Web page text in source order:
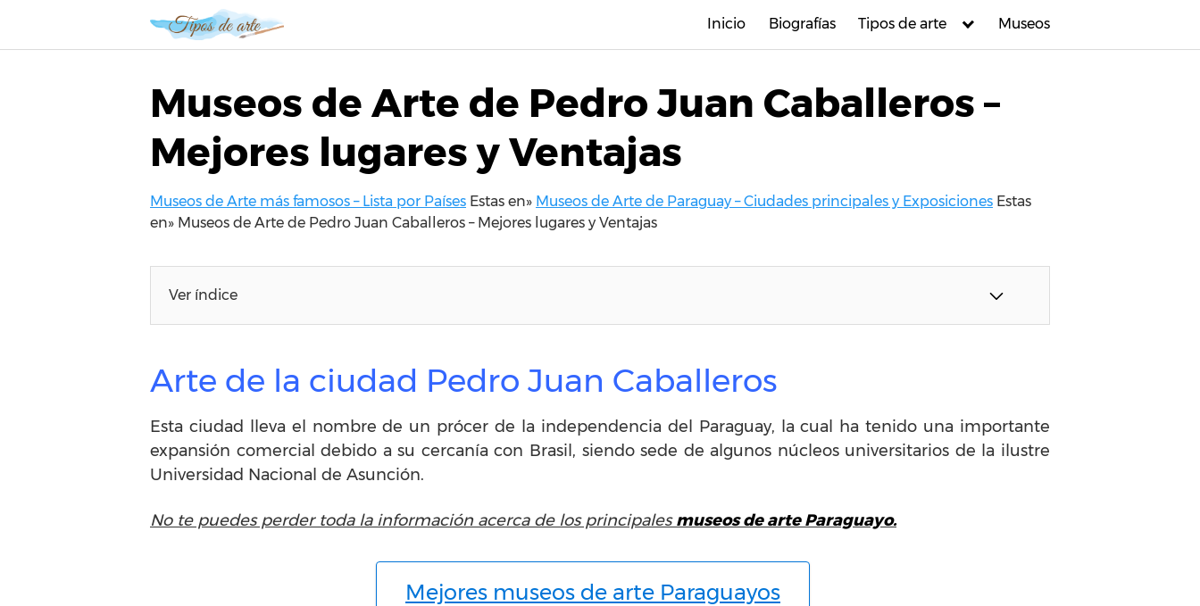
l
Inicio Biografías Tipos de arte Museos
Museos de Arte de Pedro Juan Caballeros –
Mejores lugares y Ventajas
Museos de Arte más famosos – Lista por Países Estas en» Museos de Arte de Paraguay – Ciudades principales y Exposiciones Estas
en» Museos de Arte de Pedro Juan Caballeros – Mejores lugares y Ventajas
Ver índice
Arte de la ciudad Pedro Juan Caballeros
Esta ciudad lleva el nombre de un prócer de la independencia del Paraguay, la cual ha tenido una importante
expansión comercial debido a su cercanía con Brasil, siendo sede de algunos núcleos universitarios de la ilustre
Universidad Nacional de Asunción.
No te puedes perder toda la información acerca de los principalesmuseos de arte Paraguayo.
Mejores museos de arte Paraguayos